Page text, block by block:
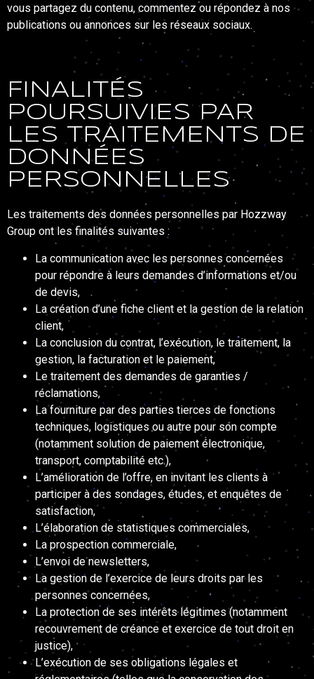
vous partagez du contenu, commentez ou répondez à nos
publications ou annonces sur les réseaux sociaux.
FINALITÉS
POURSUIVIES PAR
LES TRAITEMENTS DE
DONNÉES
PERSONNELLES
Les traitements des données personnelles par Hozzway
Group ont les finalités suivantes :
La communication avec les personnes concernées
pour répondre à leurs demandes d’informations et/ou
de devis,
La création d’une fiche client et la gestion de la relation
client,
La conclusion du contrat, l’exécution, le traitement, la
gestion, la facturation et le paiement,
Le traitement des demandes de garanties /
réclamations,
La fourniture par des parties tierces de fonctions
techniques, logistiques ou autre pour son compte
(notamment solution de paiement électronique,
transport, comptabilité etc.),
L’amélioration de l’offre, en invitant les clients à
participer à des sondages, études, et enquêtes de
satisfaction,
L’élaboration de statistiques commerciales,
La prospection commerciale,
L’envoi de newsletters,
La gestion de l’exercice de leurs droits par les
personnes concernées,
La protection de ses intérêts légitimes (notamment
recouvrement de créance et exercice de tout droit en
justice),
L’exécution de ses obligations légales et